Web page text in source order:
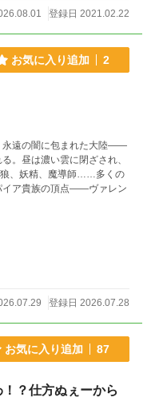
登録日 2021.02.22
お気に入り追加 2
狼、妖精、魔導師……多くの
イア貴族の頂点――ヴァレン
登録日 2026.07.28
お気に入り追加 87
？仕方ぬぇーから